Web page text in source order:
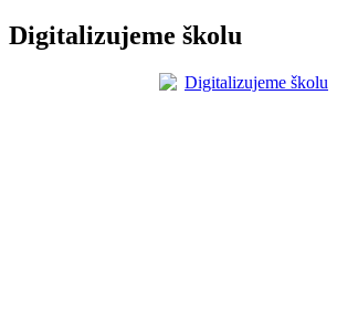
Digitalizujeme školu